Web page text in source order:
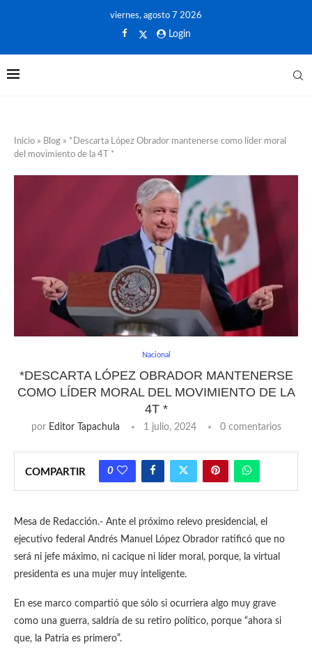
viernes, agosto 7 2026
Login
Inicio » Blog » *Descarta López Obrador mantenerse como líder moral
del movimiento de la 4T *
Nacional
*DESCARTA LÓPEZ OBRADOR MANTENERSE
COMO LÍDER MORAL DEL MOVIMIENTO DE LA
4T *
por Editor Tapachula 1 julio, 2024 0 comentarios
COMPARTIR 0
Mesa de Redacción.- Ante el próximo relevo presidencial, el
ejecutivo federal Andrés Manuel López Obrador ratificó que no
será ni jefe máximo, ni cacique ni líder moral, porque, la virtual
presidenta es una mujer muy inteligente.
En ese marco compartió que sólo si ocurriera algo muy grave
como una guerra, saldría de su retiro político, porque “ahora si
que, la Patria es primero”.